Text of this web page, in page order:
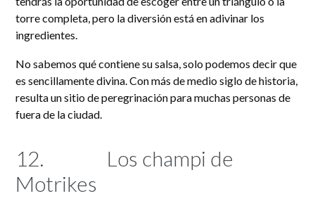
torre completa, pero la diversión está en adivinar los
ingredientes.
No sabemos qué contiene su salsa, solo podemos decir que
es sencillamente divina. Con más de medio siglo de historia,
resulta un sitio de peregrinación para muchas personas de
fuera de la ciudad.
12. Los champi de
Motrikes